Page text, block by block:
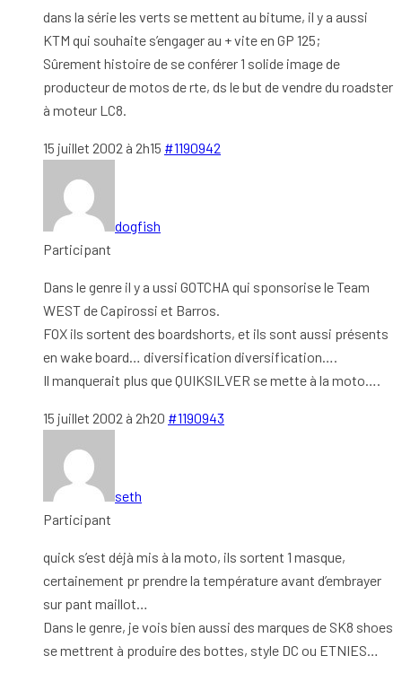
dans la série les verts se mettent au bitume, il y a aussi
KTM qui souhaite s’engager au + vite en GP 125;
Sûrement histoire de se conférer 1 solide image de
producteur de motos de rte, ds le but de vendre du roadster
à moteur LC8.
15 juillet 2002 à 2h15 #1190942
dogfish
Participant
Dans le genre il y a ussi GOTCHA qui sponsorise le Team
WEST de Capirossi et Barros.
FOX ils sortent des boardshorts, et ils sont aussi présents
en wake board… diversification diversification….
Il manquerait plus que QUIKSILVER se mette à la moto….
15 juillet 2002 à 2h20 #1190943
seth
Participant
quick s’est déjà mis à la moto, ils sortent 1 masque,
certainement pr prendre la température avant d’embrayer
sur pant maillot…
Dans le genre, je vois bien aussi des marques de SK8 shoes
se mettrent à produire des bottes, style DC ou ETNIES…